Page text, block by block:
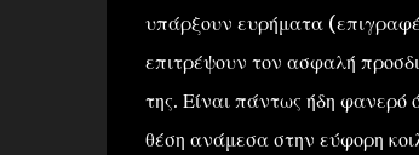
υπάρξουν ευρήματα
επιτρέψουν τον ασφαλή
της. Είναι πάντως ήδη φανερό
θέση ανάμεσα στην εύφορη